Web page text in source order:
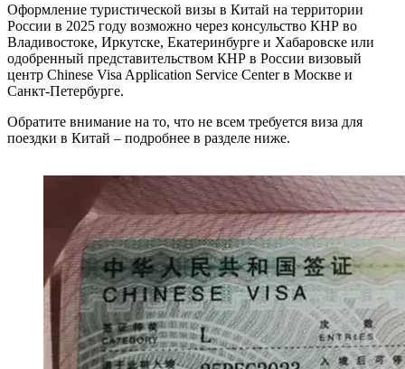
Оформление туристической визы в Китай на территории
России в 2025 году возможно через консульство КНР во
Владивостоке, Иркутске, Екатеринбурге и Хабаровске или
одобренный представительством КНР в России визовый
центр Chinese Visa Application Service Center в Москве и
Санкт-Петербурге.
Обратите внимание на то, что не всем требуется виза для
поездки в Китай – подробнее в разделе ниже.